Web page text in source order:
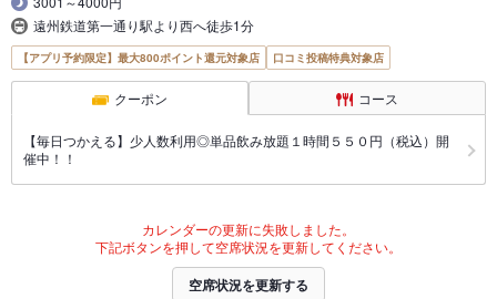
遠州鉄道第一通り駅より西へ徒歩1分
【アプリ予約限定】最大800ポイント還元対象店 口コミ投稿特典対象店
クーポン コース
【毎日つかえる】少人数利用◎単品飲み放題１時間５５０円（税込）開
催中！！
カレンダーの更新に失敗しました。
下記ボタンを押して空席状況を更新してください。
空席状況を更新する